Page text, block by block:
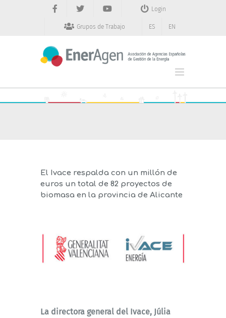
Login
Grupos de Trabajo ES EN
El Ivace respalda con un millón de
euros un total de 82 proyectos de
biomasa en la provincia de Alicante
La directora general del Ivace, Júlia